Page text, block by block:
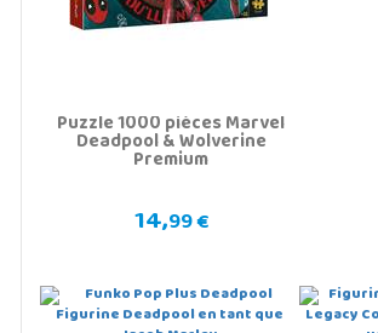
Puzzle 1000 pièces Marvel
Deadpool & Wolverine
Premium
14,99 €